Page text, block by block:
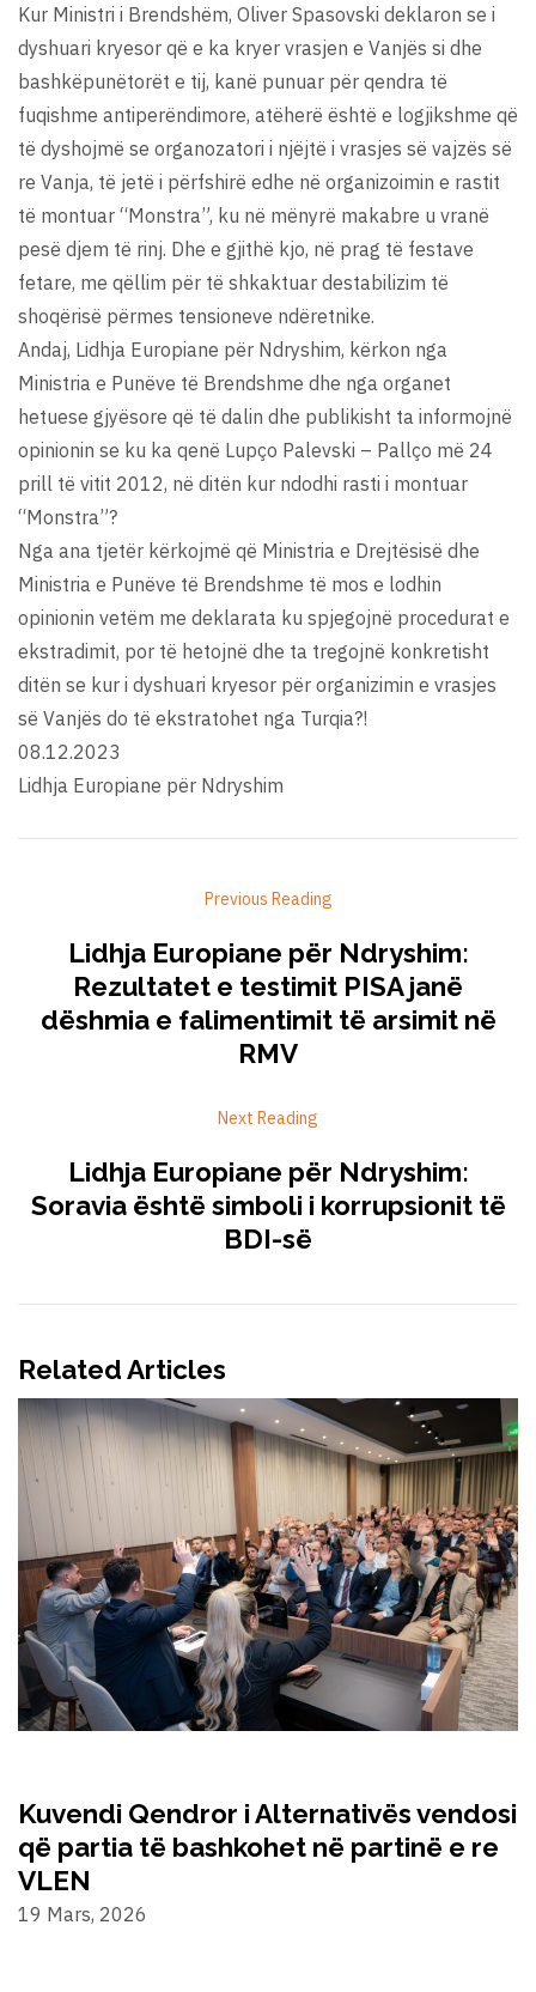
Kur Ministri i Brendshëm, Oliver Spasovski deklaron se i
dyshuari kryesor që e ka kryer vrasjen e Vanjës si dhe
bashkëpunëtorët e tij, kanë punuar për qendra të
fuqishme antiperëndimore, atëherë është e logjikshme që
të dyshojmë se organozatori i njëjtë i vrasjes së vajzës së
re Vanja, të jetë i përfshirë edhe në organizoimin e rastit
të montuar “Monstra”, ku në mënyrë makabre u vranë
pesë djem të rinj. Dhe e gjithë kjo, në prag të festave
fetare, me qëllim për të shkaktuar destabilizim të
shoqërisë përmes tensioneve ndëretnike.
Andaj, Lidhja Europiane për Ndryshim, kërkon nga
Ministria e Punëve të Brendshme dhe nga organet
hetuese gjyësore që të dalin dhe publikisht ta informojnë
opinionin se ku ka qenë Lupço Palevski – Pallço më 24
prill të vitit 2012, në ditën kur ndodhi rasti i montuar
“Monstra”?
Nga ana tjetër kërkojmë që Ministria e Drejtësisë dhe
Ministria e Punëve të Brendshme të mos e lodhin
opinionin vetëm me deklarata ku spjegojnë procedurat e
ekstradimit, por të hetojnë dhe ta tregojnë konkretisht
ditën se kur i dyshuari kryesor për organizimin e vrasjes
së Vanjës do të ekstratohet nga Turqia?!
08.12.2023
Lidhja Europiane për Ndryshim
Previous Reading
Lidhja Europiane për Ndryshim:
Rezultatet e testimit PISA janë
dëshmia e falimentimit të arsimit në
RMV
Next Reading
Lidhja Europiane për Ndryshim:
Soravia është simboli i korrupsionit të
BDI-së
Related Articles
Kuvendi Qendror i Alternativës vendosi
që partia të bashkohet në partinë e re
VLEN
19 Mars, 2026